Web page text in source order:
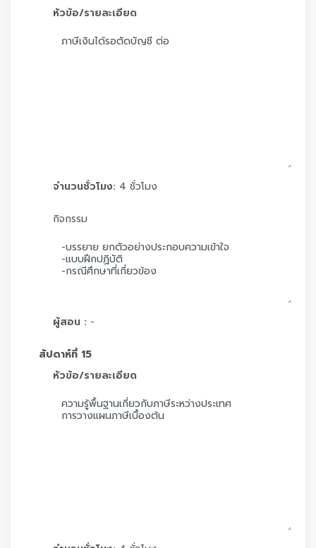
หัวข้อ/รายละเอียด
จำนวนชั่วโมง: 4 ชั่วโมง
กิจกรรม
ผู้สอน : -
สัปดาห์ที่ 15
หัวข้อ/รายละเอียด